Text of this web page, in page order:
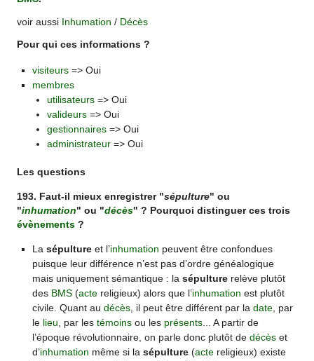
voir aussi Inhumation / Décès
Pour qui ces informations ?
visiteurs=> Oui
membres
utilisateurs => Oui
valideurs => Oui
gestionnaires => Oui
administrateur => Oui
Les questions
193. Faut-il mieux enregistrer "sépulture" ou
"inhumation" ou "décès" ? Pourquoi distinguer ces trois
évènements ?
La sépultureet l’inhumation peuvent être confondues
puisque leur différence n’est pas d’ordre généalogique
mais uniquement sémantique : la sépulturerelève plutôt
des BMS(actereligieux) alors que l’inhumation est plutôt
civile. Quant au décès, il peut être différent par la date, par
le lieu , par les témoinsou les présents... A partir de
l’époque révolutionnaire, on parle donc plutôt de décèset
d’inhumation même si la sépulture(actereligieux) existe